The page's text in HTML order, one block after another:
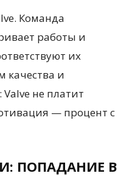
Команда
работы и
их
качества и
не платит
— процент с
ПОПАДАНИЕ В